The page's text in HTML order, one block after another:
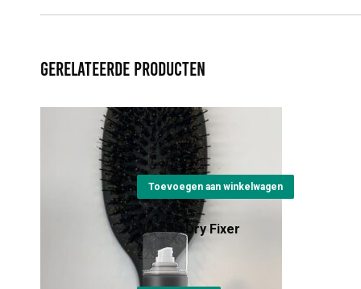
Gerelateerde producten
NO Paddle Brush
€22,95
Toevoegen aan winkelwagen
NO FastDry Fixer
€ 23,30